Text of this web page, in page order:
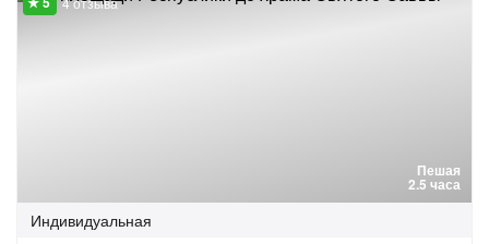
Пешая
2.5 часа
Индивидуальная